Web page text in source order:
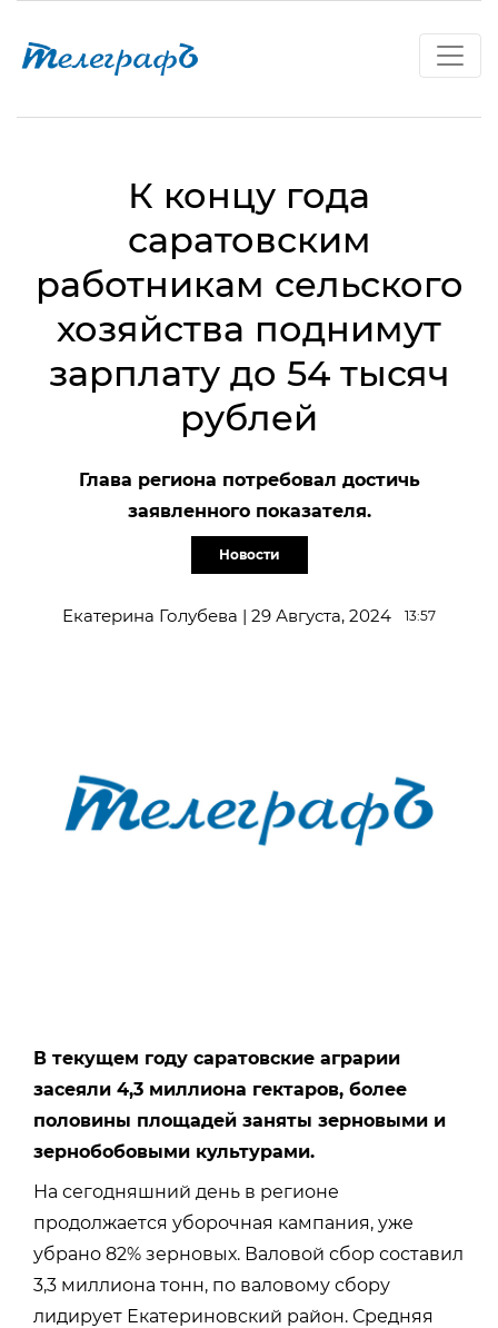
К концу года
саратовским
работникам сельского
хозяйства поднимут
зарплату до 54 тысяч
рублей
Глава региона потребовал достичь
заявленного показателя.
Новости
Екатерина Голубева | 29 Августа, 2024 13:57
В текущем году саратовские аграрии
засеяли 4,3 миллиона гектаров, более
половины площадей заняты зерновыми и
зернобобовыми культурами.
На сегодняшний день в регионе
продолжается уборочная кампания, уже
убрано 82% зерновых. Валовой сбор составил
3,3 миллиона тонн, по валовому сбору
лидирует Екатериновский район. Средняя